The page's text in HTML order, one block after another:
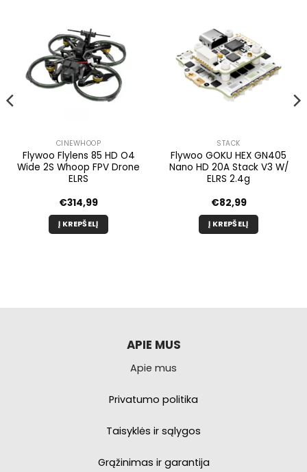
CINEWHOOP
Flywoo Flylens 85 HD O4
Wide 2S Whoop FPV Drone
ELRS
€314,99
Į KREPŠELĮ
STACK
Flywoo GOKU HEX GN405
Nano HD 20A Stack V3 W/
ELRS 2.4g
€82,99
Į KREPŠELĮ
APIE MUS
Apie mus
Privatumo politika
Taisyklės ir sąlygos
Grąžinimas ir garantija